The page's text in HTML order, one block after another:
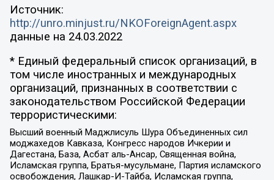
Источник:
http://unro.minjust.ru/NKOForeignAgent.aspx
данные на 24.03.2022
* Единый федеральный список организаций, в
том числе иностранных и международных
организаций, признанных в соответствии с
законодательством Российской Федерации
террористическими:
Высший военный Маджлисуль Шура Объединенных сил
моджахедов Кавказа, Конгресс народов Ичкерии и
Дагестана, База, Асбат аль-Ансар, Священная война,
Исламская группа, Братья-мусульмане, Партия исламского
освобождения, Лашкар-И-Тайба, Исламская группа,